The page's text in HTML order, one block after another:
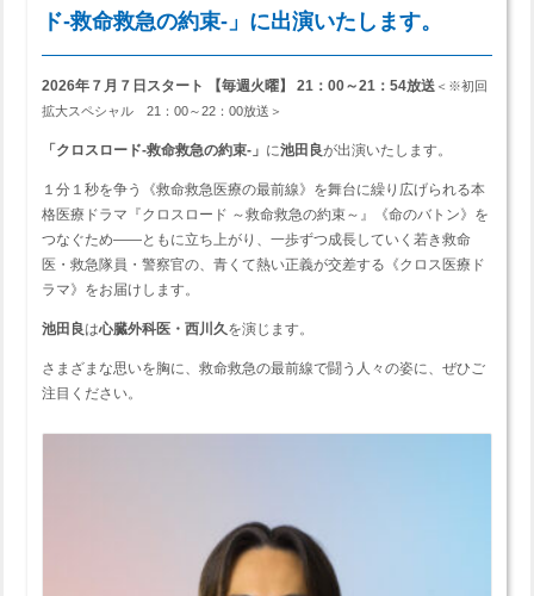
ド-救命救急の約束-」に出演いたします。
2026年７月７日スタート 【毎週火曜】 21：00～21：54放送 ＜※初回
拡大スペシャル 21：00～22：00放送＞
「クロスロード-救命救急の約束-」 に池田良が出演いたします。
１分１秒を争う《救命救急医療の最前線》を舞台に繰り広げられる本
格医療ドラマ『クロスロード ～救命救急の約束～』《命のバトン》を
つなぐため――ともに立ち上がり、一歩ずつ成長していく若き救命
医・救急隊員・警察官の、青くて熱い正義が交差する《クロス医療ド
ラマ》をお届けします。
池田良は心臓外科医・西川久 を演じます。
さまざまな思いを胸に、救命救急の最前線で闘う人々の姿に、ぜひご
注目ください。